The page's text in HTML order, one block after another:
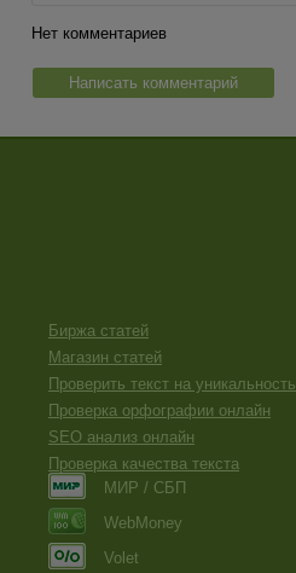
Нет комментариев
Написать комментарий
Биржа статей
Магазин статей
Проверить текст на уникальность
Проверка орфографии онлайн
SEO анализ онлайн
Проверка качества текста
МИР / СБП
WebMoney
Volet